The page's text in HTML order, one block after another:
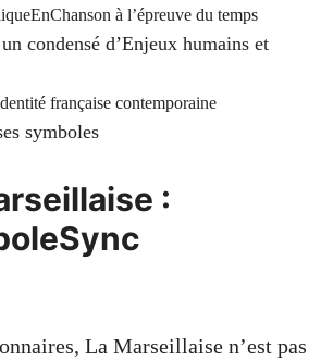
à l’épreuve du temps
condensé d’Enjeux humains et
française contemporaine
symboles
:
La Marseillaise n’est pas